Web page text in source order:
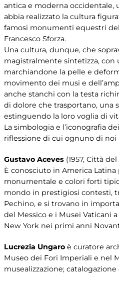
antica e moderna occidentale,
abbia realizzato la cultura
famosi monumenti equestri
Francesco Sforza.
Una cultura, dunque, che
magistralmente sintetizza, con
marchiandone la pelle e
movimento dei musi e
anche stanchi con la testa
di dolore che trasportano, una
estinguendo la loro voglia di
La simbologia e l’iconografia
riflessione di cui ognuno di noi
Gustavo Aceves (1957, Città
È conosciuto in America
monumentale e colori forti
mondo in prestigiosi contesti,
Pechino, e si trovano in
del Messico e i Musei Vaticani
New York nei primi anni
Lucrezia Ungaro è curatore
Museo dei Fori Imperiali e nel
musealizzazione;